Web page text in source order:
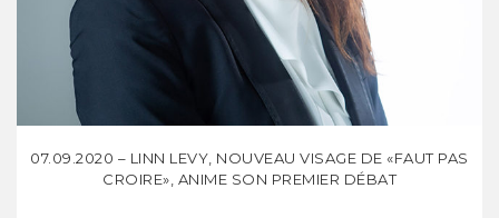
07.09.2020 – LINN LEVY, NOUVEAU VISAGE DE «FAUT PAS
CROIRE», ANIME SON PREMIER DÉBAT